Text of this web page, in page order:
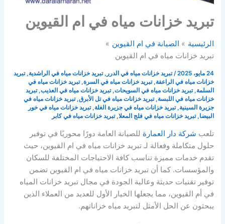
تبريد خزانات مياه في ام القيوين
الرئيسية
الصيانة في ام القيوين
تبريد خزانات مياه في ام القيوين
24 مايو، 2025 /تبريد خزانات مياه في الدرر ,تبريد خزانات مياه في الراشدية,تبريد
خزانات مياه في الراعفة,تبريد خزانات مياه في السرة,تبريد خزانات مياه في
السلمة,تبريد خزانات مياه في السويحات,تبريد خزانات مياه في العذيب,تبريد
خزانات مياه في اللبسة,تبريد خزانات مياه في تل الأبرق,تبريد خزانات مياه في
جزيرة السينية,تبريد خزانات مياه في جزيرة الغلة,تبريد خزانات مياه في خور
البيضا,تبريد خزانات مياه في فلج المعلا,تبريد خزانات مياه في كابر
تلعب شركة دار العمارة للصيانة العامة دورًا محوريًا في توفير
حلول متكاملة وفعالة لـ تبريد خزانات مياه في ام القيوين، حيث
تقدم خدمات مميزة تناسب كافة الاحتياجات المختلفة للسكان
والمؤسسات. كما أن تبريد خزانات مياه في ام القيوين تضمن
توفير تقنيات حديثة وعالية الجودة في مجال تبريد خزانات المياه
في أم القيوين، مما يجعلها الخيار الأول للعديد من العملاء الذين
يبحثون عن الحل الأمثل لتبريد مياه خزاناتهم.